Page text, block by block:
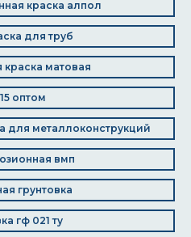
краска алпол
для труб
краска матовая
оптом
для металлоконструкций
вмп
грунтовка
гф 021 ту